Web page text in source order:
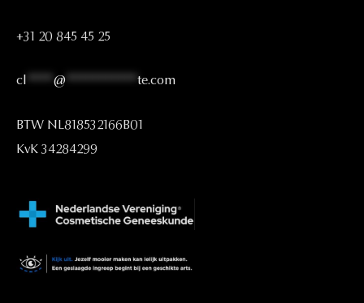
+31 20 845 45 25
cl **** @ ***********te.com
BTW NL818532166B01
KvK 34284299